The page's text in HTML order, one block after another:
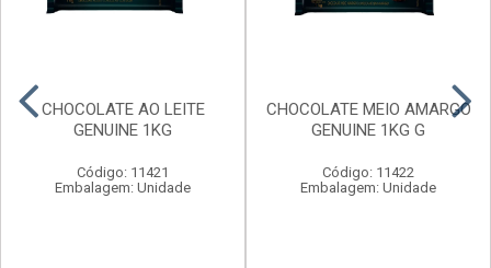
CHOCOLATE AO LEITE
GENUINE 1KG
Código: 11421
Embalagem: Unidade
CHOCOLATE MEIO AMARGO
GENUINE 1KG G
Código: 11422
Embalagem: Unidade